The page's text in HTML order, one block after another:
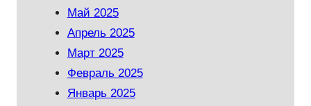
Май 2025
Апрель 2025
Март 2025
Февраль 2025
Январь 2025